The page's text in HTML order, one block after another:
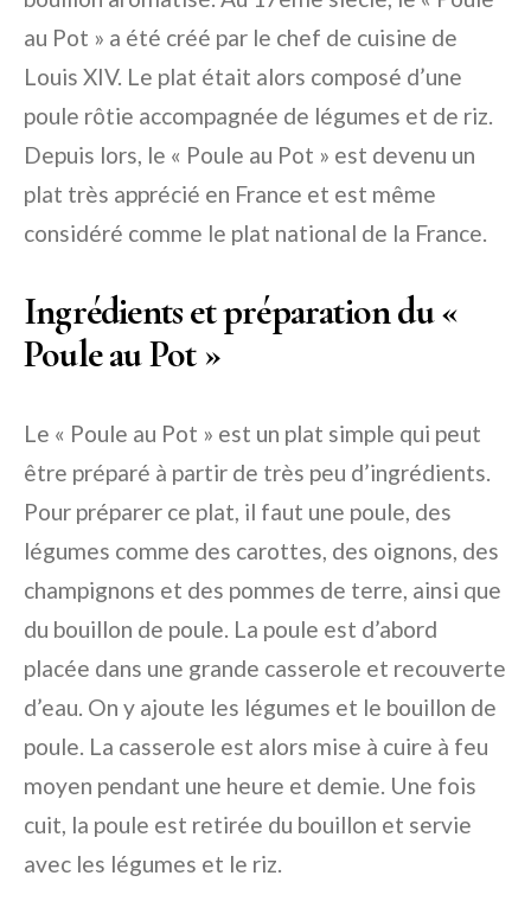
au Pot » a été créé par le chef de cuisine de
Louis XIV. Le plat était alors composé d’une
poule rôtie accompagnée de légumes et de riz.
Depuis lors, le « Poule au Pot » est devenu un
plat très apprécié en France et est même
considéré comme le plat national de la France.
Ingrédients et préparation du «
Poule au Pot »
Le « Poule au Pot » est un plat simple qui peut
être préparé à partir de très peu d’ingrédients.
Pour préparer ce plat, il faut une poule, des
légumes comme des carottes, des oignons, des
champignons et des pommes de terre, ainsi que
du bouillon de poule. La poule est d’abord
placée dans une grande casserole et recouverte
d’eau. On y ajoute les légumes et le bouillon de
poule. La casserole est alors mise à cuire à feu
moyen pendant une heure et demie. Une fois
cuit, la poule est retirée du bouillon et servie
avec les légumes et le riz.